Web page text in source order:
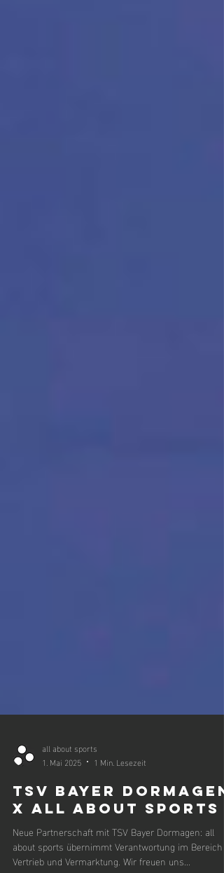
all about sports
1. Mai 2025
1 Min. Lesezeit
TSV Bayer Dormagen
x all about sports